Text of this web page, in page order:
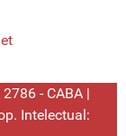
- CABA |
Intelectual: